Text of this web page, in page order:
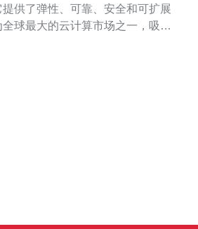
供了弹性、可靠、安全和可扩展
球最大的云计算市场之一，吸引
美国云服务器的计费